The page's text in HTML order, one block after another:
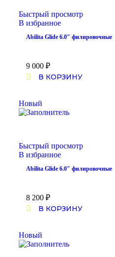
Быстрый просмотр
В избранное
Abilita Glide 6.0″ филировочные
9 000 ₽
В КОРЗИНУ
Новый
Быстрый просмотр
В избранное
Abilita Glide 6.0″ филировочные
8 200 ₽
В КОРЗИНУ
Новый